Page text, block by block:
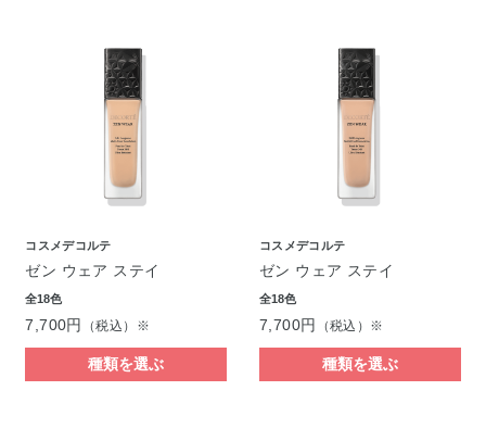
コスメデコルテ
ゼン ウェア ステイ
全18色
7,700円 （税込）※
種類を選ぶ
コスメデコルテ
ゼン ウェア ステイ
全18色
7,700円 （税込）※
種類を選ぶ